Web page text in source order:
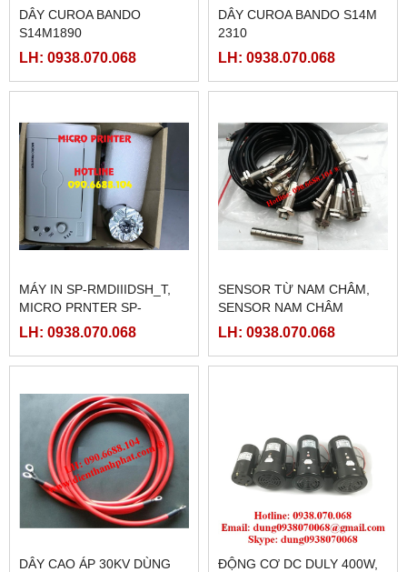
DÂY CUROA BANDO
S14M1890
LH: 0938.070.068
DÂY CUROA BANDO S14M
2310
LH: 0938.070.068
MÁY IN SP-RMDIIIDSH_T,
MICRO PRNTER SP-
RMDIIID SH, MÁY IN NHIỆT
LH: 0938.070.068
SENSOR TỪ NAM CHÂM,
SENSOR NAM CHÂM
LH: 0938.070.068
DÂY CAO ÁP 30KV DÙNG
ĐỘNG CƠ DC DULY 400W,